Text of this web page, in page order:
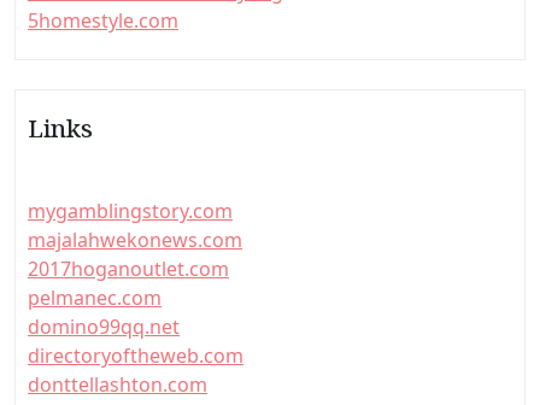
5homestyle.com
Links
mygamblingstory.com
majalahwekonews.com
2017hoganoutlet.com
pelmanec.com
domino99qq.net
directoryoftheweb.com
donttellashton.com